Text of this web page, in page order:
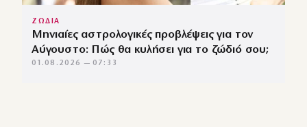
ΖΩΔΙΑ
Μηνιαίες αστρολογικές προβλέψεις για τον
Αύγουστο: Πώς θα κυλήσει για το ζώδιό σου;
01.08.2026 — 07:33